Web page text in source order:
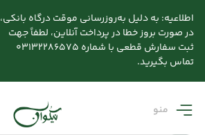
اطلاعیه: به دلیل به‌روزرسانی موقت درگاه بانکی،
در صورت بروز خطا در پرداخت آنلاین، لطفاً جهت
ثبت سفارش قطعی با شماره 03132286575
تماس بگیرید.
منو